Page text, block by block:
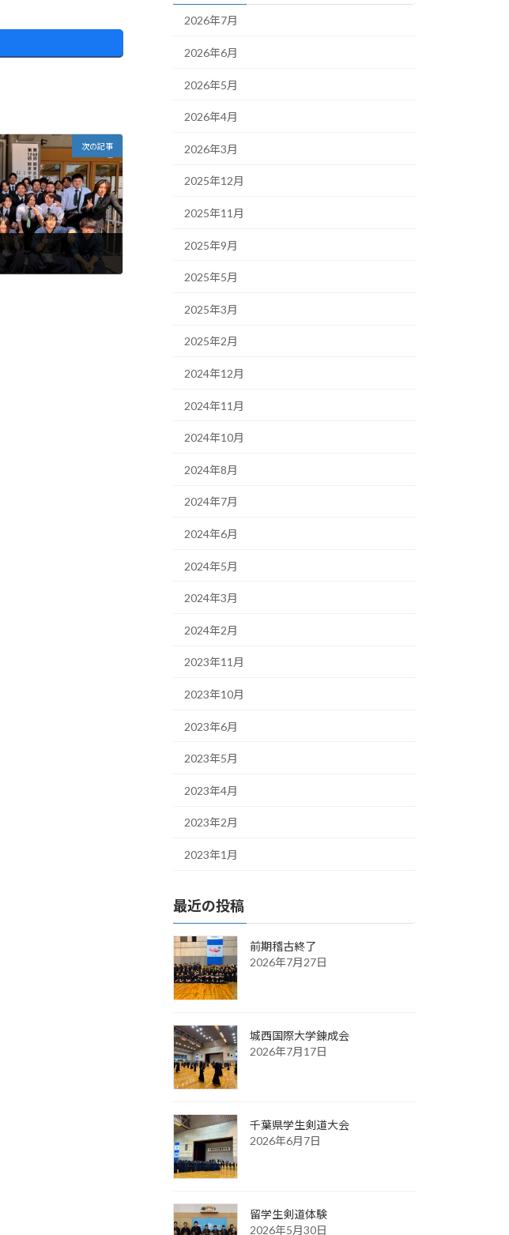
次の記事
2026年7月
2026年6月
2026年5月
2026年4月
2026年3月
2025年12月
2025年11月
2025年9月
2025年5月
2025年3月
2025年2月
2024年12月
2024年11月
2024年10月
2024年8月
2024年7月
2024年6月
2024年5月
2024年3月
2024年2月
2023年11月
2023年10月
2023年6月
2023年5月
2023年4月
2023年2月
2023年1月
最近の投稿
前期稽古終了
2026年7月27日
城西国際大学錬成会
2026年7月17日
千葉県学生剣道大会
2026年6月7日
留学生剣道体験
2026年5月30日